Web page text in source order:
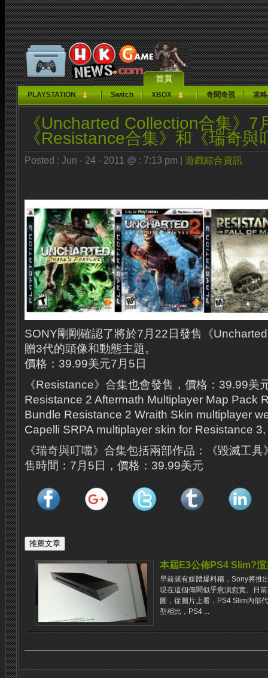
首頁
PLAYSTATION Switch XBOX 奇聞奇視 攻
《Uncharted Collection合集》7
《Resistance合集》和《瑞奇與
Posted : Jun - 24 - 2011 @ : 7:13 pm | 遊戲綜合資訊
SONY剛剛確認了將於7月22日發售《
贈3代的頭像和動態主題。
價格：39.99美元7月5日
《Resistance》合集也會發售，價格：39.99美
Resistance 2 Aftermath Multiplayer Map Pack
Bundle Resistance 2 Wraith Skin multiplayer
Capelli SRPA multiplayer skin for Resistance 3,
《瑞奇與叮噹》合集包括兩部作品：《毀滅工
售時間：7月5日，價格：39.99美元
本屆E3公佈PS4 Slim?
早前就有媒體爆料稱，Sony將推
現在這個傳聞似乎愈演愈實。日
圖，從圖片上看，PS4 Slim內部
型相比，PS4 ...